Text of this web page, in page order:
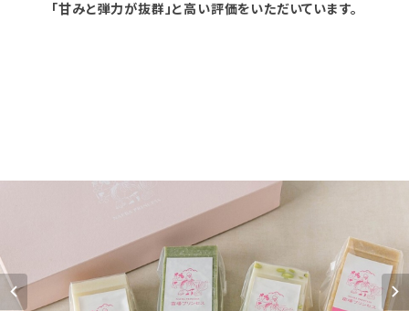
「甘みと弾力が抜群」と高い評価をいただいています。